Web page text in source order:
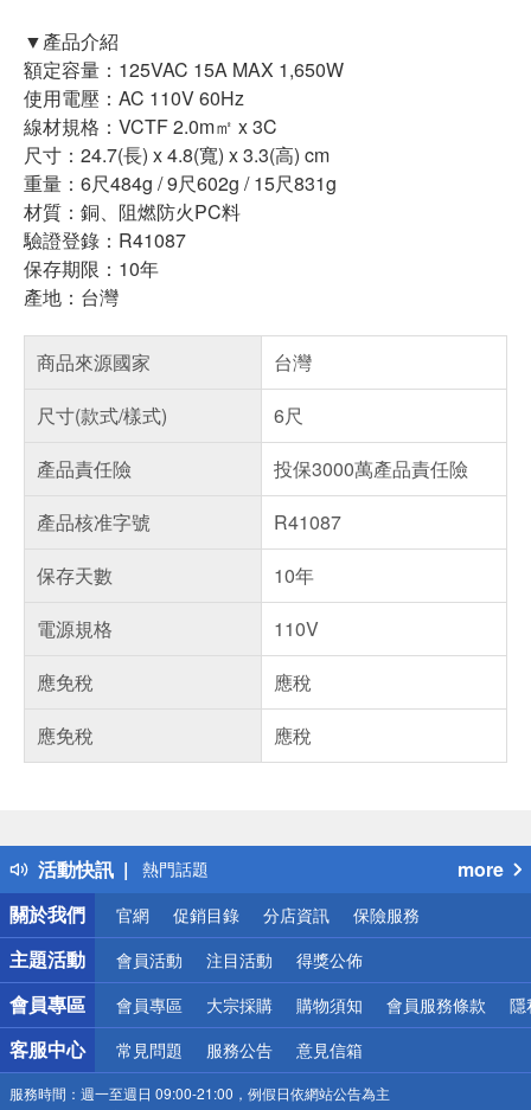
▼產品介紹
額定容量：125VAC 15A MAX 1,650W
使用電壓：AC 110V 60Hz
線材規格：VCTF 2.0m㎡ x 3C
尺寸：24.7(長) x 4.8(寬) x 3.3(高) cm
重量：6尺484g / 9尺602g / 15尺831g
材質：銅、阻燃防火PC料
驗證登錄：R41087
保存期限：10年
產地：台灣
商品來源國家
台灣
尺寸(款式/樣式)
6尺
產品責任險
投保3000萬產品責任險
產品核准字號
R41087
保存天數
10年
電源規格
110V
應免稅
應稅
應免稅
應稅
活動快訊
得獎公告
熱門話題
銀行優惠
偏遠地區配送
詐騙網頁！請小心！
more
關於我們
官網 促銷目錄 分店資訊 保險服務
主題活動 會員活動 注目活動 得獎公佈
會員專區 會員專區 大宗採購 購物須知 會員服務條款 隱
客服中心 常見問題 服務公告 意見信箱
服務時間： 週一至週日 09:00-21:00，例假日依網站公告為主